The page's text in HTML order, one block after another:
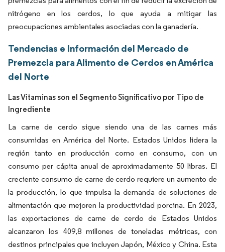
nitrógeno en los cerdos, lo que ayuda a mitigar las
preocupaciones ambientales asociadas con la ganadería.
Tendencias e Información del Mercado de
Premezcla para Alimento de Cerdos en América
del Norte
Las Vitaminas son el Segmento Significativo por Tipo de
Ingrediente
La carne de cerdo sigue siendo una de las carnes más
consumidas en América del Norte. Estados Unidos lidera la
región tanto en producción como en consumo, con un
consumo per cápita anual de aproximadamente 50 libras. El
creciente consumo de carne de cerdo requiere un aumento de
la producción, lo que impulsa la demanda de soluciones de
alimentación que mejoren la productividad porcina. En 2023,
las exportaciones de carne de cerdo de Estados Unidos
alcanzaron los 409,8 millones de toneladas métricas, con
destinos principales que incluyen Japón, México y China. Esta